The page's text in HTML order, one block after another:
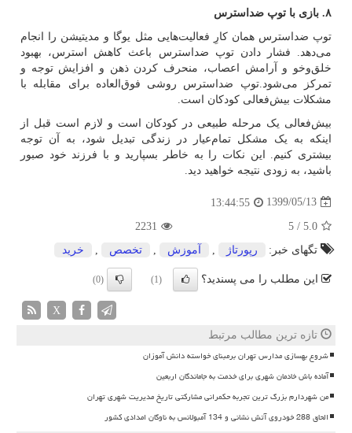
۸. بازی با توپ ضداسترس
توپ ضداسترس همان کارِ فعالیت‌هایی مثل یوگا و مدیتیشن را انجام
می‌دهد. فشار دادن توپ ضداسترس باعث کاهش استرس، بهبود
خلق‌وخو و آرامش اعصاب، منحرف کردن ذهن و افزایش توجه و
تمرکز می‌شود.توپ ضداسترس روشی فوق‌العاده برای مقابله با
مشکلات بیش‌فعالی کودکان است.
بیش‌فعالی یک مرحله طبیعی در کودکان است و لازم است قبل از
اینکه به یک مشکل تمام‌عیار در زندگی تبدیل شود، به آن توجه
بیشتری کنیم. این نکات را به خاطر بسپارید و با فرزند خود صبور
باشید، به‌ زودی نتیجه خواهید دید.
1399/05/13
13:44:55
5.0
/
5
2231
تگهای خبر:
رپورتاژ آموزش تخصص خرید
این مطلب را می پسندید؟ (1)
(0)
X
تازه ترین مطالب مرتبط
شروع بهسازی مدارس تهران برمبنای خواسته دانش آموزان
آماده باش خادمان شهری برای خدمت به جاماندگان اربعین
من شهردارم بزرگ ترین تجربه حکمرانی مشارکتی تاریخ مدیریت شهری تهران
الحاق 288 خودروی آتش نشانی و 134 آمبولانس به ناوگان امدادی کشور